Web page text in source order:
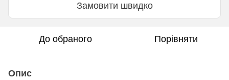
Замовити швидко
До обраного Порівняти
Опис